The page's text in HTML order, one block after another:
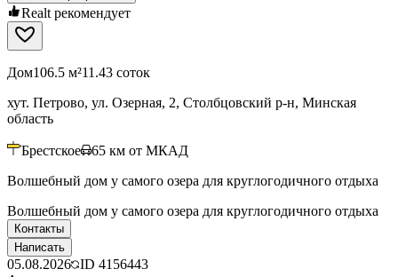
Realt рекомендует
Дом106.5 м²11.43 соток
хут. Петрово, ул. Озерная, 2, Столбцовский р-н, Минская
область
Брестское 65 км от МКАД
Волшебный дом у самого озера для круглогодичного отдыха
Волшебный дом у самого озера для круглогодичного отдыха
Контакты
Написать
05.08.2026 ID 4156443